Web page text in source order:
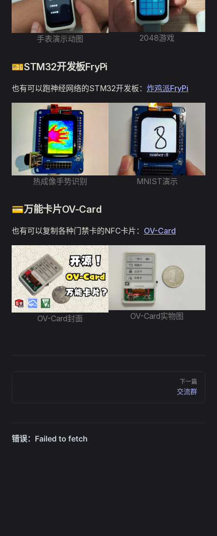
手表演示动图 2048游戏
🎫STM32开发板FryPi
也有可以跑神经网络的STM32开发板： 炸鸡派FryPi
热成像手势识别 MNIST演示
💳万能卡片OV-Card
也有可以复制各种门禁卡的NFC卡片： OV-Card
OV-Card封面 OV-Card实物图
下一篇
交流群